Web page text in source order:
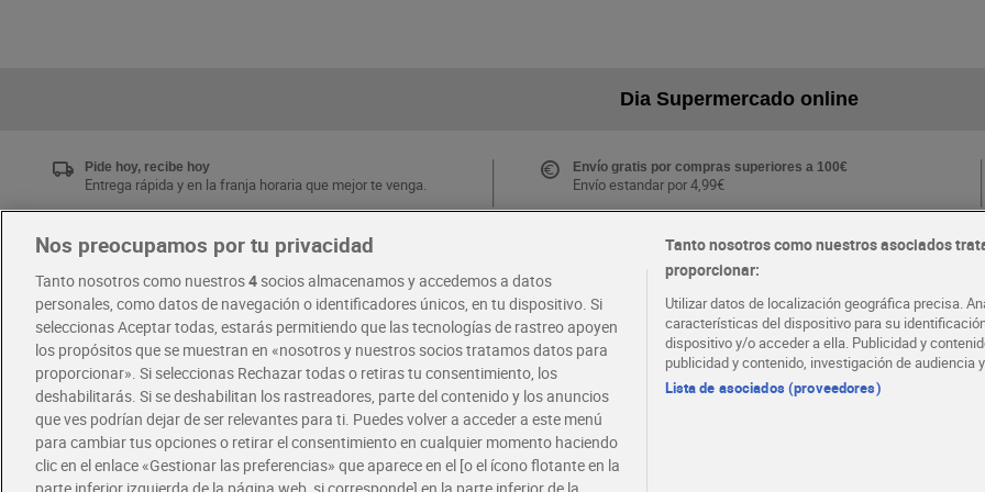
Dia Supermercado online
Pide hoy, recibe hoy
Entrega rápida y en la franja horaria que mejor te venga.
Envío gratis por compras superiores a 100€
Envío estandar por 4,99€
Disfruta las ventajas y ofertas exclusivas.
Descárgate la APP Dia
Folletos y Tiendas
cercana
RECETAS · COMER MEJOR CADA DIA · EMPLEO
Nos preocupamos por tu privacidad
Tanto nosotros como nuestros4socios almacenamos y accedemos a datos
personales, como datos de navegación o identificadores únicos, en tu dispositivo. Si
seleccionas Aceptar todas, estarás permitiendo que las tecnologías de rastreo apoyen
los propósitos que se muestran en «nosotros y nuestros socios tratamos datos para
proporcionar». Si seleccionas Rechazar todas o retiras tu consentimiento, los
deshabilitarás. Si se deshabilitan los rastreadores, parte del contenido y los anuncios
que ves podrían dejar de ser relevantes para ti. Puedes volver a acceder a este menú
para cambiar tus opciones o retirar el consentimiento en cualquier momento haciendo
clic en el enlace «Gestionar las preferencias» que aparece en el [o el ícono flotante en la
Tanto nosotros como nuestros asociados
proporcionar:
Utilizar datos de localización geográfica precisa.
características del dispositivo para su
dispositivo y/o acceder a ella. Publicidad y
publicidad y contenido, investigación de audiencia
Lista de asociados (proveedores)